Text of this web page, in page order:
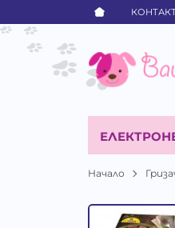
Начало